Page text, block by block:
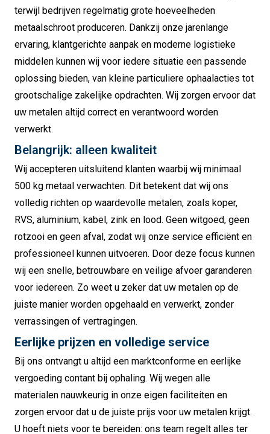
terwijl bedrijven regelmatig grote hoeveelheden
metaalschroot produceren. Dankzij onze jarenlange
ervaring, klantgerichte aanpak en moderne logistieke
middelen kunnen wij voor iedere situatie een passende
oplossing bieden, van kleine particuliere ophaalacties tot
grootschalige zakelijke opdrachten. Wij zorgen ervoor dat
uw metalen altijd correct en verantwoord worden
verwerkt.
Belangrijk: alleen kwaliteit
Wij accepteren uitsluitend klanten waarbij wij minimaal
500 kg metaal verwachten. Dit betekent dat wij ons
volledig richten op waardevolle metalen, zoals koper,
RVS, aluminium, kabel, zink en lood. Geen witgoed, geen
rotzooi en geen afval, zodat wij onze service efficiënt en
professioneel kunnen uitvoeren. Door deze focus kunnen
wij een snelle, betrouwbare en veilige afvoer garanderen
voor iedereen. Zo weet u zeker dat uw metalen op de
juiste manier worden opgehaald en verwerkt, zonder
verrassingen of vertragingen.
Eerlijke prijzen en volledige service
Bij ons ontvangt u altijd een marktconforme en eerlijke
vergoeding contant bij ophaling. Wij wegen alle
materialen nauwkeurig in onze eigen faciliteiten en
zorgen ervoor dat u de juiste prijs voor uw metalen krijgt.
U hoeft niets voor te bereiden: ons team regelt alles ter